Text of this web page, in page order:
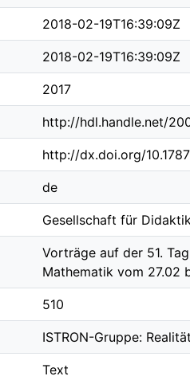
2018-02-19T16:39:09Z
2018-02-19T16:39:09Z
2017
http://hdl.handle.net/
http://dx.doi.org/
de
Gesellschaft für
Vorträge auf der 51.
Mathematik vom 27.02
510
ISTRON-Gruppe:
Text